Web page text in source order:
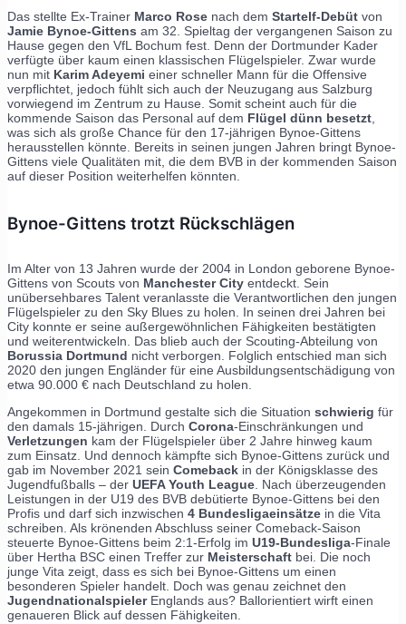
Das stellte Ex-Trainer Marco Rose nach dem Startelf-Debüt von
Jamie Bynoe-Gittens am 32. Spieltag der vergangenen Saison zu
Hause gegen den VfL Bochum fest. Denn der Dortmunder Kader
verfügte über kaum einen klassischen Flügelspieler. Zwar wurde
nun mit Karim Adeyemi einer schneller Mann für die Offensive
verpflichtet, jedoch fühlt sich auch der Neuzugang aus Salzburg
vorwiegend im Zentrum zu Hause. Somit scheint auch für die
kommende Saison das Personal auf dem Flügel dünn besetzt
was sich als große Chance für den 17-jährigen Bynoe-Gittens
herausstellen könnte. Bereits in seinen jungen Jahren bringt Bynoe-
Gittens viele Qualitäten mit, die dem BVB in der kommenden Saison
auf dieser Position weiterhelfen könnten.
Bynoe-Gittens trotzt Rückschlägen
Im Alter von 13 Jahren wurde der 2004 in London geborene Bynoe-
Gittens von Scouts von Manchester City entdeckt. Sein
unübersehbares Talent veranlasste die Verantwortlichen den jungen
Flügelspieler zu den Sky Blues zu holen. In seinen drei Jahren bei
City konnte er seine außergewöhnlichen Fähigkeiten bestätigten
und weiterentwickeln. Das blieb auch der Scouting-Abteilung von
Borussia Dortmund nicht verborgen. Folglich entschied man sich
2020 den jungen Engländer für eine Ausbildungsentschädigung von
etwa 90.000 € nach Deutschland zu holen.
Angekommen in Dortmund gestalte sich die Situation schwierig für
den damals 15-jährigen. Durch Corona-Einschränkungen und
Verletzungen kam der Flügelspieler über 2 Jahre hinweg kaum
zum Einsatz. Und dennoch kämpfte sich Bynoe-Gittens zurück und
gab im November 2021 sein Comeback in der Königsklasse des
Jugendfußballs – der UEFA Youth League. Nach überzeugenden
Leistungen in der U19 des BVB debütierte Bynoe-Gittens bei den
Profis und darf sich inzwischen 4 Bundesligaeinsätze in die Vita
schreiben. Als krönenden Abschluss seiner Comeback-Saison
steuerte Bynoe-Gittens beim 2:1-Erfolg im U19-Bundesliga-Finale
über Hertha BSC einen Treffer zur Meisterschaft bei. Die noch
junge Vita zeigt, dass es sich bei Bynoe-Gittens um einen
besonderen Spieler handelt. Doch was genau zeichnet den
JugendnationalspielerEnglands aus? Ballorientiert wirft einen
genaueren Blick auf dessen Fähigkeiten.